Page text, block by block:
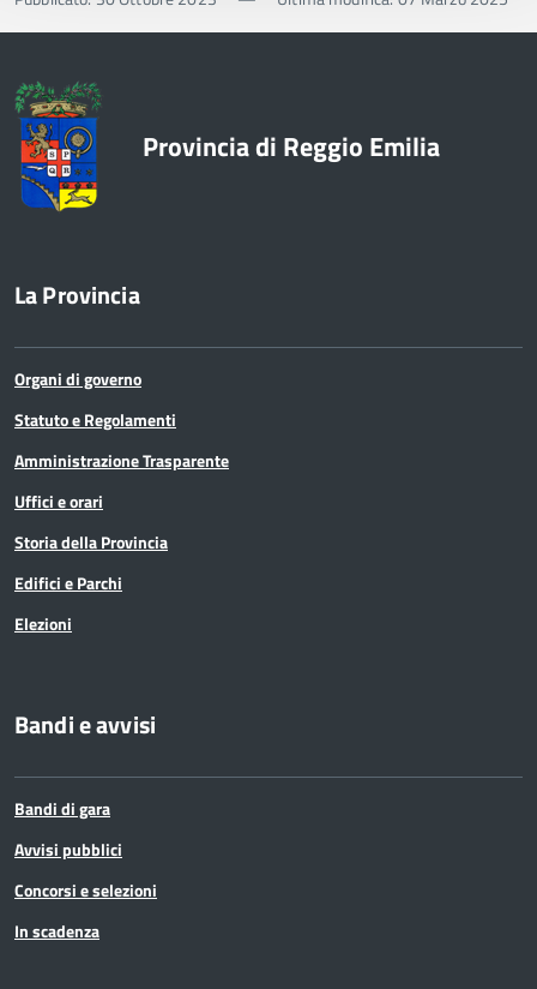
Provincia di Reggio Emilia
La Provincia
Organi di governo
Statuto e Regolamenti
Amministrazione Trasparente
Uffici e orari
Storia della Provincia
Edifici e Parchi
Elezioni
Bandi e avvisi
Bandi di gara
Avvisi pubblici
Concorsi e selezioni
In scadenza